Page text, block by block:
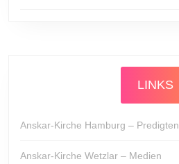
LINKS
Anskar-Kirche Hamburg – Predigten
Anskar-Kirche Wetzlar – Medien